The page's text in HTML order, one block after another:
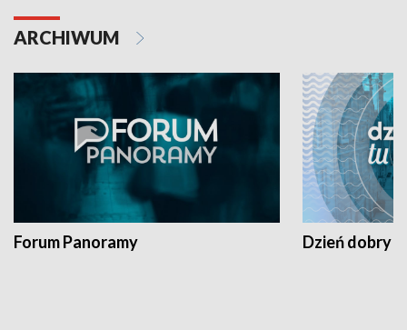
ARCHIWUM
Forum Panoramy Dzień dobry